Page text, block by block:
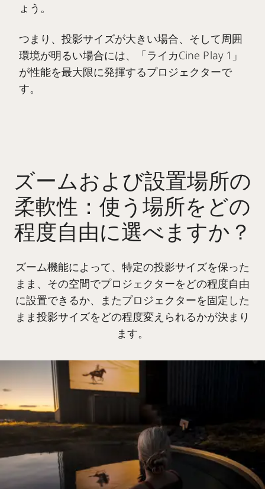
ょう。
つまり、投影サイズが大きい場合、そして周囲
環境が明るい場合には、「ライカCine Play 1」
が性能を最大限に発揮するプロジェクターで
す。
ズームおよび設置場所の
柔軟性：使う場所をどの
程度自由に選べますか？
ズーム機能によって、特定の投影サイズを保った
まま、その空間でプロジェクターをどの程度自由
に設置できるか、またプロジェクターを固定した
まま投影サイズをどの程度変えられるかが決まり
ます。